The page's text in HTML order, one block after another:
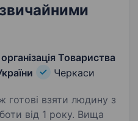
Товариства
Черкаси
готові взяти людину з
від 1 року. Вища